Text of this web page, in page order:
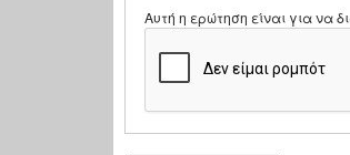
Αυτή η ερώτηση είναι για να